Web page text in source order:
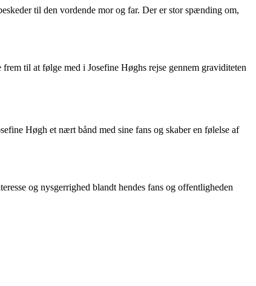
til den vordende mor og far. Der er stor spænding om,
til at følge med i Josefine Høghs rejse gennem graviditeten
Høgh et nært bånd med sine fans og skaber en følelse af
og nysgerrighed blandt hendes fans og offentligheden